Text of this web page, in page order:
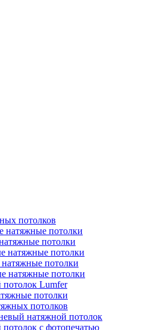
потолков
натяжные потолки
потолки
натяжные потолки
потолки
натяжные потолки
Lumfer
потолки
потолков
натяжной потолок
с фотопечатью